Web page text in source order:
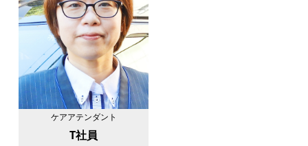
ケアアテンダント
T社員